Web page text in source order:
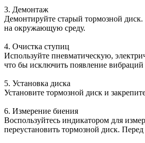
3. Демонтаж
Демонтируйте старый тормозной
на окружающую среду.
4. Очистка ступиц
Используйте пневматическую,
что бы исключить появление
5. Установка диска
Установите тормозной диск и
6. Измерение биения
Воспользуйтесь индикатором для
переустановить тормозной диск.